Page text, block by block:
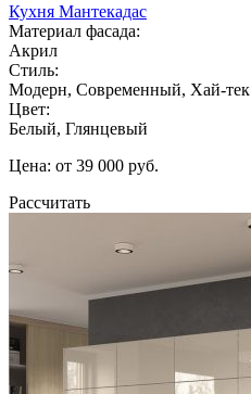
Кухня Мантекадас
Материал фасада:
Акрил
Стиль:
Модерн, Современный, Хай-тек
Цвет:
Белый, Глянцевый
Цена: от 39 000 руб.
Рассчитать